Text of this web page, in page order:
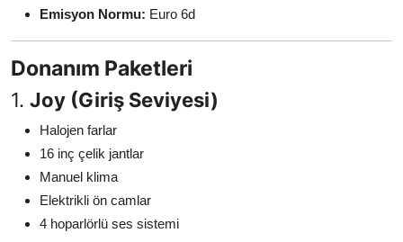
Emisyon Normu: Euro 6d
Donanım Paketleri
1. Joy (Giriş Seviyesi)
Halojen farlar
16 inç çelik jantlar
Manuel klima
Elektrikli ön camlar
4 hoparlörlü ses sistemi